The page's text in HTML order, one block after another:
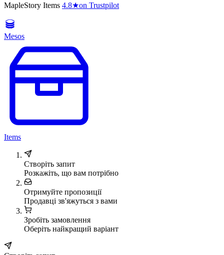
MapleStory Items 4.8★on Trustpilot
Mesos
Items
Створіть запит
Розкажіть, що вам потрібно
Отримуйте пропозиції
Продавці зв'яжуться з вами
Зробіть замовлення
Оберіть найкращий варіант